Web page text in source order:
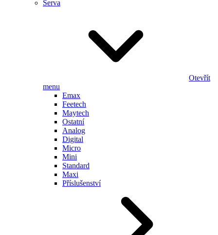
Serva
Otevřít
menu
Emax
Feetech
Maytech
Ostatní
Analog
Digital
Micro
Mini
Standard
Maxi
Příslušenství